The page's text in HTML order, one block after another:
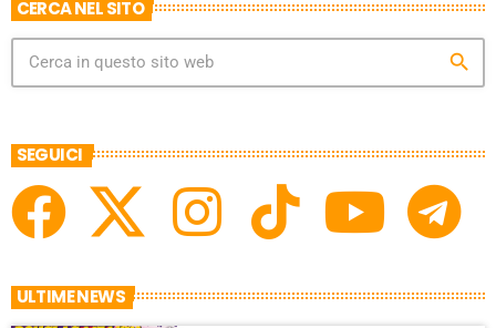
CERCA NEL SITO
search
SEGUICI
ULTIME NEWS